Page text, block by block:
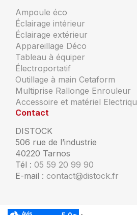
Ampoule éco
Éclairage intérieur
Éclairage extérieur
Appareillage Déco
Tableau à équiper
Électroportatif
Outillage à main Cetaform
Multiprise Rallonge Enrouleur
Accessoire et matériel
Contact
DISTOCK
506 rue de l’industrie
40220 Tarnos
Tél : 05 59 20 99 90
E-mail : contact@distock.fr